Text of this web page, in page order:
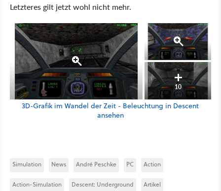
Letzteres gilt jetzt wohl nicht mehr.
10
3D-Grafik im Wandel der Zeit - Beleuchtung in Descent
ansehen
Simulation News André Peschke PC Action
Action-Simulation Descent: Underground Artikel